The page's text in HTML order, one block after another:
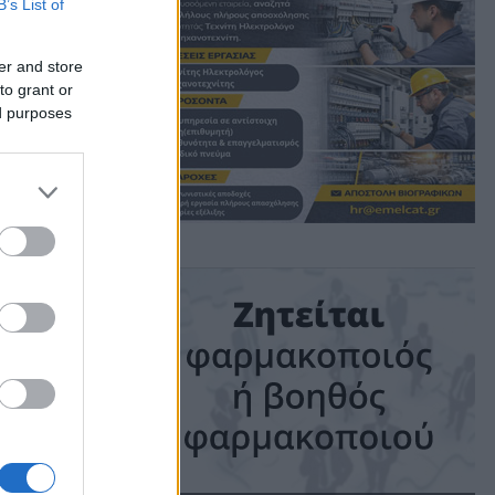
List of
and store
grant or
purposes